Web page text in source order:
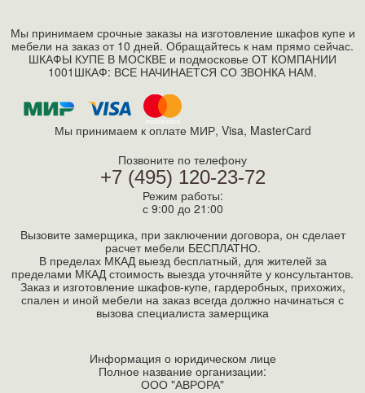
Мы принимаем срочные заказы на изготовление шкафов купе и
мебели на заказ от 10 дней. Обращайтесь к нам прямо сейчас.
ШКАФЫ КУПЕ В МОСКВЕ и подмосковье ОТ КОМПАНИИ
1001ШКАФ: ВСЕ НАЧИНАЕТСЯ СО ЗВОНКА НАМ.
Мы принимаем к оплате МИР, Visa, MasterСard
Позвоните по телефону
+7 (495) 120-23-72
Режим работы:
с 9:00 до 21:00
Вызовите замерщика, при заключении договора, он сделает
расчет мебели БЕСПЛАТНО.
В пределах МКАД выезд бесплатный, для жителей за
пределами МКАД стоимость выезда уточняйте у консультантов.
Заказ и изготовление шкафов-купе, гардеробных, прихожих,
спален и иной мебели на заказ всегда должно начинаться с
вызова специалиста замерщика
Информация о юридическом лице
Полное название организации:
ООО "АВРОРА"